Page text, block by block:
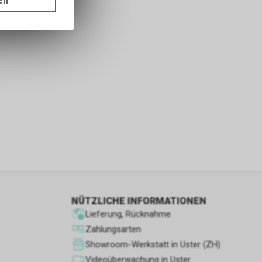
NÜTZLICHE INFORMATIONEN
Lieferung, Rücknahme
Zahlungsarten
Showroom-Werkstatt in Uster (ZH)
Videoüberwachung in Uster
die
Benutzer
des
zu